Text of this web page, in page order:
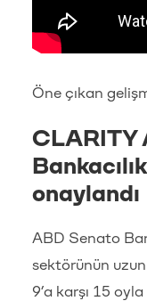
Öne çıkan
CLARITY
onaylandı
ABD Senato
sektörünün
9’a karşı 15